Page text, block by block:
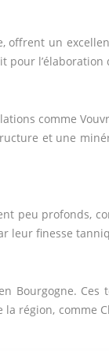
offrent un
pour l’élaboration
comme
et une
peu profonds,
leur finesse
Bourgogne.
région, comme